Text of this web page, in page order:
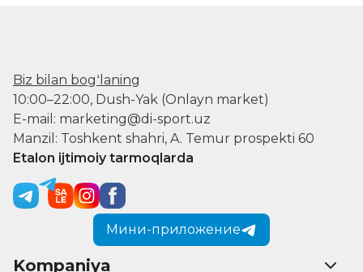
Biz bilan bogʻlaning
10:00–22:00, Dush-Yak (Onlayn market)
E-mail: marketing@di-sport.uz
Manzil: Toshkent shahri, A. Temur prospekti 60
Etalon ijtimoiy tarmoqlarda
Мини-приложение
Kompaniya